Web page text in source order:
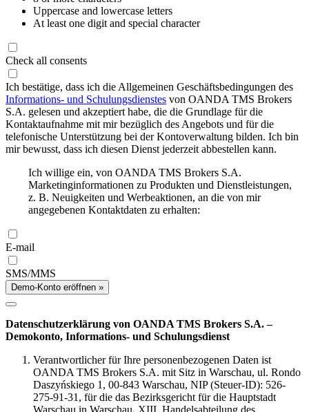
Uppercase and lowercase letters
At least one digit and special character
Check all consents
Ich bestätige, dass ich die Allgemeinen Geschäftsbedingungen des
Informations- und Schulungsdienstes von OANDA TMS Brokers
S.A. gelesen und akzeptiert habe, die die Grundlage für die
Kontaktaufnahme mit mir bezüglich des Angebots und für die
telefonische Unterstützung bei der Kontoverwaltung bilden. Ich bin
mir bewusst, dass ich diesen Dienst jederzeit abbestellen kann.
Ich willige ein, von OANDA TMS Brokers S.A.
Marketinginformationen zu Produkten und Dienstleistungen,
z. B. Neuigkeiten und Werbeaktionen, an die von mir
angegebenen Kontaktdaten zu erhalten:
E-mail
SMS/MMS
Demo-Konto eröffnen »
Datenschutzerklärung von OANDA TMS Brokers S.A. –
Demokonto, Informations- und Schulungsdienst
Verantwortlicher für Ihre personenbezogenen Daten ist
OANDA TMS Brokers S.A. mit Sitz in Warschau, ul. Rondo
Daszyńskiego 1, 00-843 Warschau, NIP (Steuer-ID): 526-
275-91-31, für die das Bezirksgericht für die Hauptstadt
Warschau in Warschau, XIII. Handelsabteilung des